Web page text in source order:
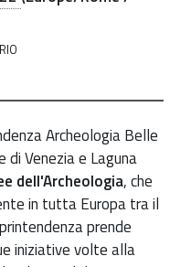
Archeologia Belle
di Venezia e Laguna
dell'Archeologia, che
in tutta Europa tra il
prende
iniziative volte alla